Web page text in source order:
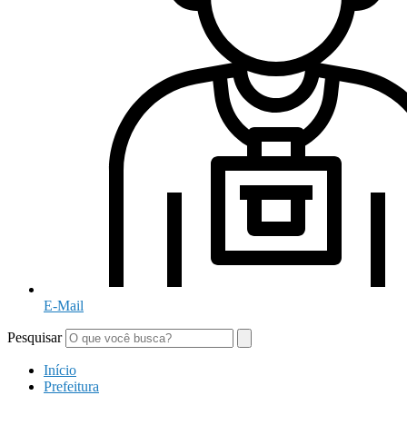
E-Mail
Pesquisar
Início
Prefeitura